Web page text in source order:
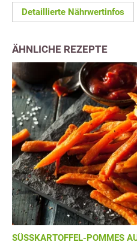
Detaillierte Nährwertinfos
ÄHNLICHE REZEPTE
SÜSSKARTOFFEL-POMMES